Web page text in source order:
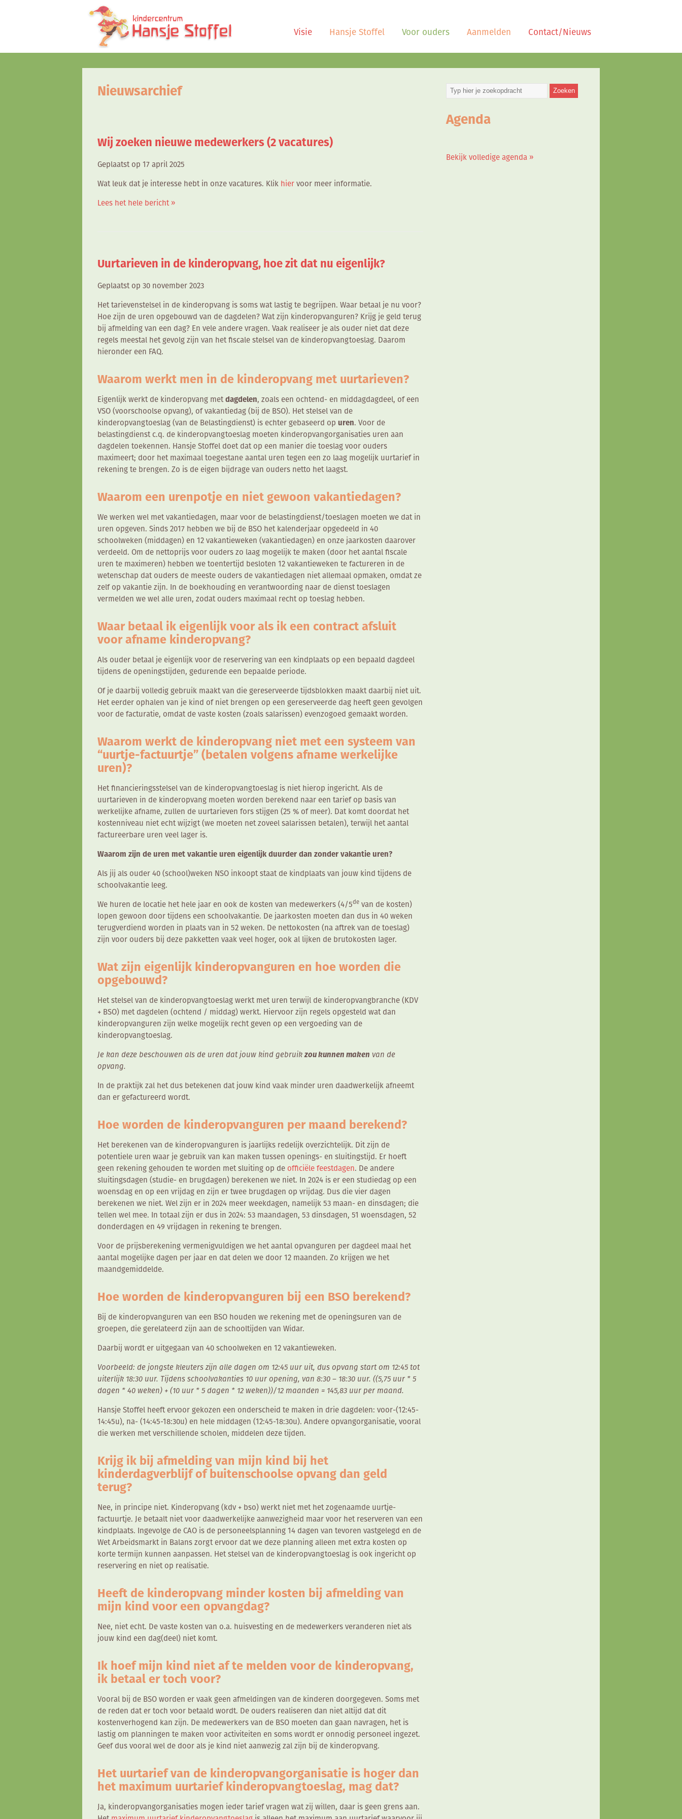
Visie Hansje Stoffel Voor ouders Aanmelden Contact/Nieuws
Nieuwsarchief
Wij zoeken nieuwe medewerkers (2 vacatures)
Geplaatst op 17 april 2025
Wat leuk dat je interesse hebt in onze vacatures. Klik hiervoor meer informatie.
Lees het hele bericht »
Uurtarieven in de kinderopvang, hoe zit dat nu eigenlijk?
Geplaatst op 30 november 2023
Het tarievenstelsel in de kinderopvang is soms wat lastig te begrijpen. Waar betaal je nu voor?
Hoe zijn de uren opgebouwd van de dagdelen? Wat zijn kinderopvanguren? Krijg je geld terug
bij afmelding van een dag? En vele andere vragen. Vaak realiseer je als ouder niet dat deze
regels meestal het gevolg zijn van het fiscale stelsel van de kinderopvangtoeslag. Daarom
hieronder een FAQ.
Waarom werkt men in de kinderopvang met uurtarieven?
Eigenlijk werkt de kinderopvang metdagdelen, zoals een ochtend- en middagdagdeel, of een
VSO (voorschoolse opvang), of vakantiedag (bij de BSO). Het stelsel van de
kinderopvangtoeslag (van de Belastingdienst) is echter gebaseerd op uren. Voor de
belastingdienst c.q. de kinderopvangtoeslag moeten kinderopvangorganisaties uren aan
dagdelen toekennen. Hansje Stoffel doet dat op een manier die toeslag voor ouders
maximeert; door het maximaal toegestane aantal uren tegen een zo laag mogelijk uurtarief in
rekening te brengen. Zo is de eigen bijdrage van ouders netto het laagst.
Waarom een urenpotje en niet gewoon vakantiedagen?
We werken wel met vakantiedagen, maar voor de belastingdienst/toeslagen moeten we dat in
uren opgeven. Sinds 2017 hebben we bij de BSO het kalenderjaar opgedeeld in 40
schoolweken (middagen) en 12 vakantieweken (vakantiedagen) en onze jaarkosten daarover
verdeeld. Om de nettoprijs voor ouders zo laag mogelijk te maken (door het aantal fiscale
uren te maximeren) hebben we toentertijd besloten 12 vakantieweken te factureren in de
wetenschap dat ouders de meeste ouders de vakantiedagen niet allemaal opmaken, omdat ze
zelf op vakantie zijn. In de boekhouding en verantwoording naar de dienst toeslagen
vermelden we wel alle uren, zodat ouders maximaal recht op toeslag hebben.
Waar betaal ik eigenlijk voor als ik een contract afsluit
voor afname kinderopvang?
Als ouder betaal je eigenlijk voor de reservering van een kindplaats op een bepaald dagdeel
tijdens de openingstijden, gedurende een bepaalde periode.
Of je daarbij volledig gebruik maakt van die gereserveerde tijdsblokken maakt daarbij niet uit.
Het eerder ophalen van je kind of niet brengen op een gereserveerde dag heeft geen gevolgen
voor de facturatie, omdat de vaste kosten (zoals salarissen) evenzogoed gemaakt worden.
Waarom werkt de kinderopvang niet met een systeem van
“uurtje-factuurtje” (betalen volgens afname werkelijke
uren)?
Het financieringsstelsel van de kinderopvangtoeslag is niet hierop ingericht. Als de
uurtarieven in de kinderopvang moeten worden berekend naar een tarief op basis van
werkelijke afname, zullen de uurtarieven fors stijgen (25 % of meer). Dat komt doordat het
kostenniveau niet echt wijzigt (we moeten net zoveel salarissen betalen), terwijl het aantal
factureerbare uren veel lager is.
Waarom zijn de uren met vakantie uren eigenlijk duurder dan zonder vakantie uren?
Als jij als ouder 40 (school)weken NSO inkoopt staat de kindplaats van jouw kind tijdens de
schoolvakantie leeg.
We huren de locatie het hele jaar en ook de kosten van medewerkers (4/5de van de kosten)
lopen gewoon door tijdens een schoolvakantie. De jaarkosten moeten dan dus in 40 weken
terugverdiend worden in plaats van in 52 weken. De nettokosten (na aftrek van de toeslag)
zijn voor ouders bij deze pakketten vaak veel hoger, ook al lijken de brutokosten lager.
Wat zijn eigenlijk kinderopvanguren en hoe worden die
opgebouwd?
Het stelsel van de kinderopvangtoeslag werkt met uren terwijl de kinderopvangbranche (KDV
+ BSO) met dagdelen (ochtend / middag) werkt. Hiervoor zijn regels opgesteld wat dan
kinderopvanguren zijn welke mogelijk recht geven op een vergoeding van de
kinderopvangtoeslag.
Je kan deze beschouwen als de uren dat jouw kind gebruikzou kunnen maken van de
opvang.
In de praktijk zal het dus betekenen dat jouw kind vaak minder uren daadwerkelijk afneemt
dan er gefactureerd wordt.
Hoe worden de kinderopvanguren per maand berekend?
Het berekenen van de kinderopvanguren is jaarlijks redelijk overzichtelijk. Dit zijn de
potentiele uren waar je gebruik van kan maken tussen openings- en sluitingstijd. Er hoeft
geen rekening gehouden te worden met sluiting op de officiële feestdagen. De andere
sluitingsdagen (studie- en brugdagen) berekenen we niet. In 2024 is er een studiedag op een
woensdag en op een vrijdag en zijn er twee brugdagen op vrijdag. Dus die vier dagen
berekenen we niet. Wel zijn er in 2024 meer weekdagen, namelijk 53 maan- en dinsdagen; die
tellen wel mee. In totaal zijn er dus in 2024: 53 maandagen, 53 dinsdagen, 51 woensdagen, 52
donderdagen en 49 vrijdagen in rekening te brengen.
Voor de prijsberekening vermenigvuldigen we het aantal opvanguren per dagdeel maal het
aantal mogelijke dagen per jaar en dat delen we door 12 maanden. Zo krijgen we het
maandgemiddelde.
Hoe worden de kinderopvanguren bij een BSO berekend?
Bij de kinderopvanguren van een BSO houden we rekening met de openingsuren van de
groepen, die gerelateerd zijn aan de schooltijden van Widar.
Daarbij wordt er uitgegaan van 40 schoolweken en 12 vakantieweken.
Voorbeeld: de jongste kleuters zijn alle dagen om 12:45 uur uit, dus opvang start om 12:45 tot
uiterlijk 18:30 uur. Tijdens schoolvakanties 10 uur opening, van 8:30 – 18:30 uur. ((5,75 uur * 5
dagen * 40 weken) + (10 uur * 5 dagen * 12 weken))/12 maanden = 145,83 uur per maand.
Hansje Stoffel heeft ervoor gekozen een onderscheid te maken in drie dagdelen: voor-(12:45-
14:45u), na- (14:45-18:30u) en hele middagen (12:45-18:30u). Andere opvangorganisatie, vooral
die werken met verschillende scholen, middelen deze tijden.
Krijg ik bij afmelding van mijn kind bij het
kinderdagverblijf of buitenschoolse opvang dan geld
terug?
Nee, in principe niet. Kinderopvang (kdv + bso) werkt niet met het zogenaamde uurtje-
factuurtje. Je betaalt niet voor daadwerkelijke aanwezigheid maar voor het reserveren van een
kindplaats. Ingevolge de CAO is de personeelsplanning 14 dagen van tevoren vastgelegd en de
Wet Arbeidsmarkt in Balans zorgt ervoor dat we deze planning alleen met extra kosten op
korte termijn kunnen aanpassen. Het stelsel van de kinderopvangtoeslag is ook ingericht op
reservering en niet op realisatie.
Heeft de kinderopvang minder kosten bij afmelding van
mijn kind voor een opvangdag?
Nee, niet echt. De vaste kosten van o.a. huisvesting en de medewerkers veranderen niet als
jouw kind een dag(deel) niet komt.
Ik hoef mijn kind niet af te melden voor de kinderopvang,
ik betaal er toch voor?
Vooral bij de BSO worden er vaak geen afmeldingen van de kinderen doorgegeven. Soms met
de reden dat er toch voor betaald wordt. De ouders realiseren dan niet altijd dat dit
kostenverhogend kan zijn. De medewerkers van de BSO moeten dan gaan navragen, het is
lastig om planningen te maken voor activiteiten en soms wordt er onnodig personeel ingezet.
Geef dus vooral wel de door als je kind niet aanwezig zal zijn bij de kinderopvang.
Het uurtarief van de kinderopvangorganisatie is hoger dan
het maximum uurtarief kinderopvangtoeslag, mag dat?
Ja, kinderopvangorganisaties mogen ieder tarief vragen wat zij willen, daar is geen grens aan.
Agenda
Bekijk volledige agenda »